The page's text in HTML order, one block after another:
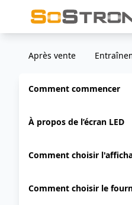
Après vente
Comment commencer
À propos de l’écran LED
Comment choisir
Comment choisir le